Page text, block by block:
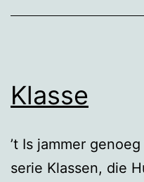
Klasse
’t Is jammer
serie Klassen, die